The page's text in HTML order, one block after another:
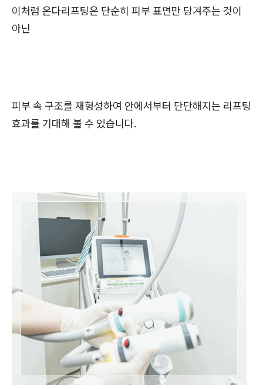
이처럼 온다리프팅은 단순히 피부 표면만 당겨주는 것이
아닌
피부 속 구조를 재형성하여 안에서부터 단단해지는 리프팅
효과를 기대해 볼 수 있습니다.